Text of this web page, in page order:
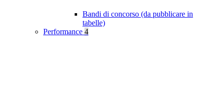
Bandi di concorso (da pubblicare in
tabelle)
Performance 4